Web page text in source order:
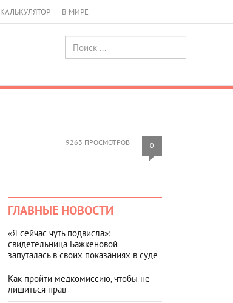
КАЛЬКУЛЯТОР В МИРЕ
9263 ПРОСМОТРОВ 0
ГЛАВНЫЕ НОВОСТИ
«Я сейчас чуть подвисла»:
свидетельница Бажкеновой
запуталась в своих показаниях в суде
Как пройти медкомиссию, чтобы не
лишиться прав